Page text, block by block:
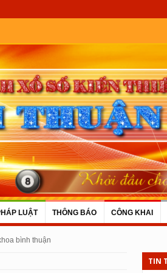
LUẬT THÔNG BÁO CÔNG KHAI
bình thuận
TIN